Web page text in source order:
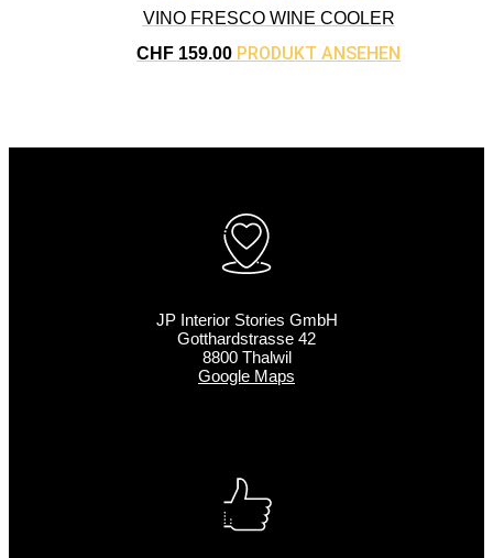
VINO FRESCO WINE COOLER
CHF 159.00 PRODUKT ANSEHEN
JP Interior Stories GmbH
Gotthardstrasse 42
8800 Thalwil
Google Maps